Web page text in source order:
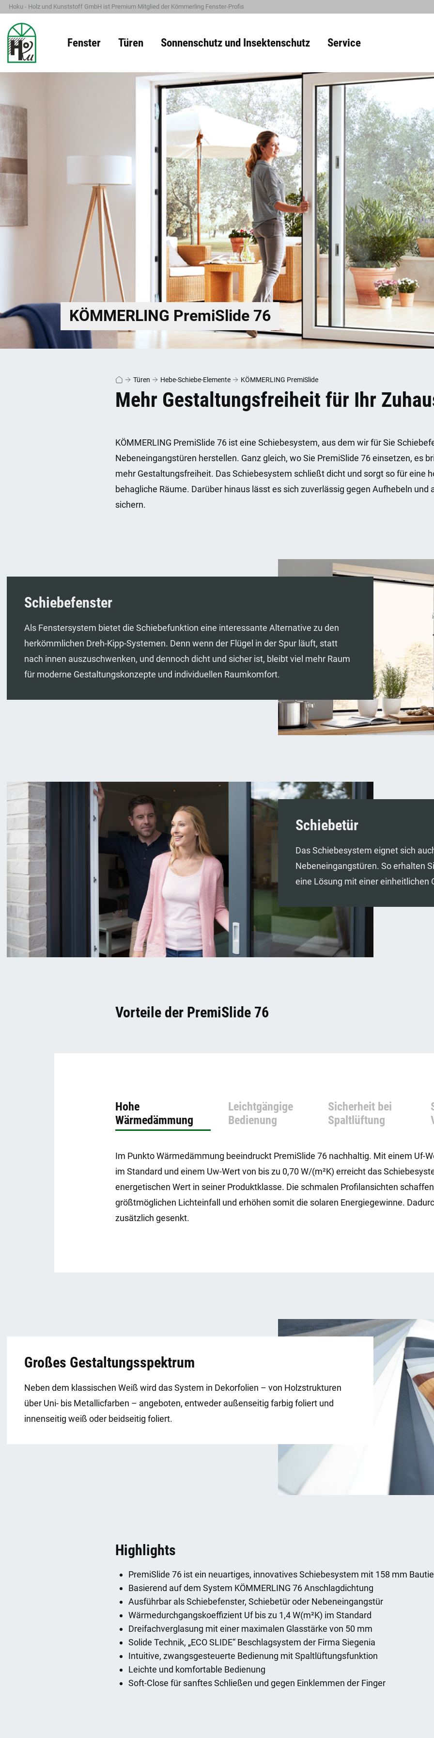
Hoku - Holz und Kunststoff GmbH ist Premium Mitglied der Kömmerling Fenster-Profis
Fenster Türen Sonnenschutz und Insektenschutz Service
KÖMMERLING PremiSlide 76
Türen Hebe-Schiebe-Elemente KÖMMERLING PremiSlide
Mehr Gestaltungsfreiheit für Ihr
KÖMMERLING PremiSlide 76 ist eine Schiebesystem, aus dem wir für Sie
Nebeneingangstüren herstellen. Ganz gleich, wo Sie PremiSlide 76 einsetzen, es
mehr Gestaltungsfreiheit. Das Schiebesystem schließt dicht und sorgt so für eine
behagliche Räume. Darüber hinaus lässt es sich zuverlässig gegen Aufhebeln und
sichern.
Schiebefenster
Als Fenstersystem bietet die Schiebefunktion eine interessante Alternative zu den
herkömmlichen Dreh-Kipp-Systemen. Denn wenn der Flügel in der Spur läuft, statt
nach innen auszuschwenken, und dennoch dicht und sicher ist, bleibt viel mehr Raum
für moderne Gestaltungskonzepte und individuellen Raumkomfort.
Schiebetür
Das Schiebesystem eignet sich
Nebeneingangstüren. So erhalten
eine Lösung mit einer einheitlichen
Vorteile der PremiSlide 76
Hohe
Wärmedämmung
Leichtgängige
Bedienung
Sicherheit bei
Spaltlüftung
Im Punkto Wärmedämmung beeindruckt PremiSlide 76 nachhaltig. Mit einem Uf-
im Standard und einem Uw-Wert von bis zu 0,70 W/(m²K) erreicht das
energetischen Wert in seiner Produktklasse. Die schmalen Profilansichten
größtmöglichen Lichteinfall und erhöhen somit die solaren Energiegewinne.
zusätzlich gesenkt.
Großes Gestaltungsspektrum
Neben dem klassischen Weiß wird das System in Dekorfolien – von Holzstrukturen
über Uni- bis Metallicfarben – angeboten, entweder außenseitig farbig foliert und
innenseitig weiß oder beidseitig foliert.
Highlights
PremiSlide 76 ist ein neuartiges, innovatives Schiebesystem mit 158 mm
Basierend auf dem System KÖMMERLING 76 Anschlagdichtung
Ausführbar als Schiebefenster, Schiebetür oder Nebeneingangstür
Wärmedurchgangskoeffizient Uf bis zu 1,4 W(m²K) im Standard
Dreifachverglasung mit einer maximalen Glasstärke von 50 mm
Solide Technik, „ECO SLIDE“ Beschlagsystem der Firma Siegenia
Intuitive, zwangsgesteuerte Bedienung mit Spaltlüftungsfunktion
Leichte und komfortable Bedienung
Soft-Close für sanftes Schließen und gegen Einklemmen der Finger